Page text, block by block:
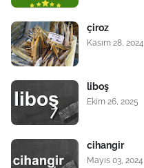
çiroz
Kasım 28, 2024
liboş
Ekim 26, 2025
cihangir
Mayıs 03, 2024